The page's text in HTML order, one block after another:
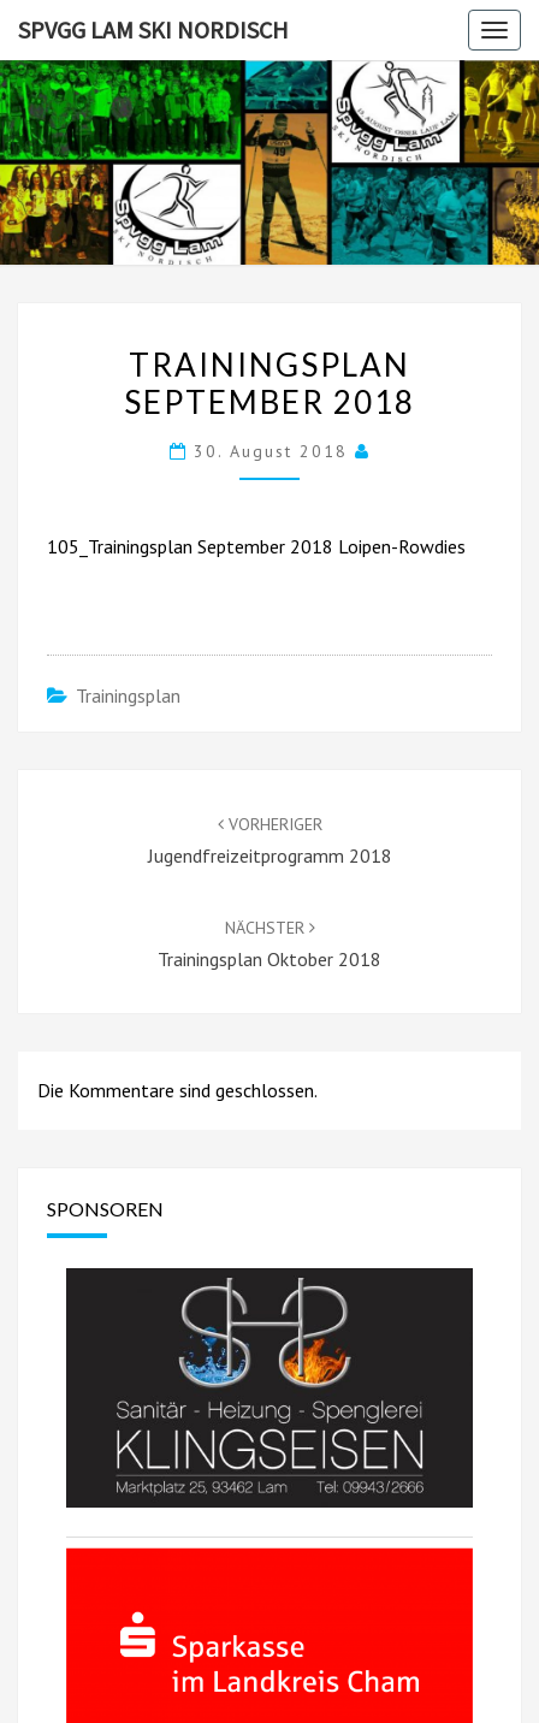
content
SPVGG LAM SKI NORDISCH
SPVGG
LAM SKI
SEPTEMBER
2018
TRAININGSPLAN
SEPTEMBER 2018
30. August 2018
105_Trainingsplan September 2018 Loipen-Rowdies
Trainingsplan
VORHERIGER
Jugendfreizeitprogramm 2018
NÄCHSTER
Trainingsplan Oktober 2018
Die Kommentare sind geschlossen.
SPONSOREN